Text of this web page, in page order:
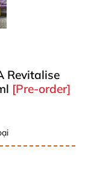
Revitalise
[Pre-order]